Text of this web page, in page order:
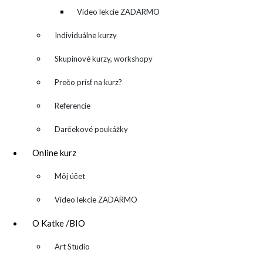
kreatívny denník
Video lekcie ZADARMO
Individuálne kurzy
Skupinové kurzy, workshopy
Prečo prísť na kurz?
Referencie
Darčekové poukážky
Online kurz
▼ Môj účet
Video lekcie ZADARMO
O Katke /BIO
▼ Art Studio